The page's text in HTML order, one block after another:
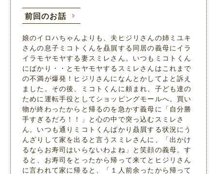
前回のお話
娘のイロハちゃんよりも、夫ヒジリさんの姉ミユキ
さんの息子ミコトくんを贔屓する同居の義母にイラ
イラモヤモヤする妻スミレさん。いつもミコトくん
にばかり・・とモヤモヤするスミレさんはこれまで
の不満が爆発！ヒジリさんになんとかしてよと訴え
ました。その後、ミコトくんに頼まれ、子ども達の
ために運転手役としてショッピングモールへ。買い
物が終わったからと帰るのを急かす義母に「自分勝
手すぎるだろ！！」と心の中で突っ込むスミレさ
ん。いつも通りミコトくんばかり贔屓する状況にう
んざりして家を出ると言うスミレさんに、「出かけ
るならお寿司はいらないわよね」と笑顔の義母。す
ると、お寿司をとったから帰って来てとヒジリさん
に言われて家に帰ると、「１人前余ったから帰って